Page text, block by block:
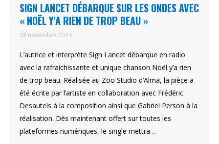
SIGN LANCET DÉBARQUE SUR LES ONDES AVEC
« NOËL Y’A RIEN DE TROP BEAU »
18 novembre 2024
L’autrice et interprète Sign Lancet débarque en radio
avec la rafraichissante et unique chanson Noël y’a rien
de trop beau. Réalisée au Zoo Studio d’Alma, la pièce a
été écrite par l’artiste en collaboration avec Frédéric
Desautels à la composition ainsi que Gabriel Person à la
réalisation. Dès maintenant offert sur toutes les
plateformes numériques, le single mettra…